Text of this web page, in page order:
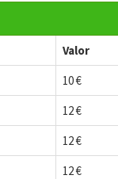
Valor
10 €
12 €
12 €
12 €